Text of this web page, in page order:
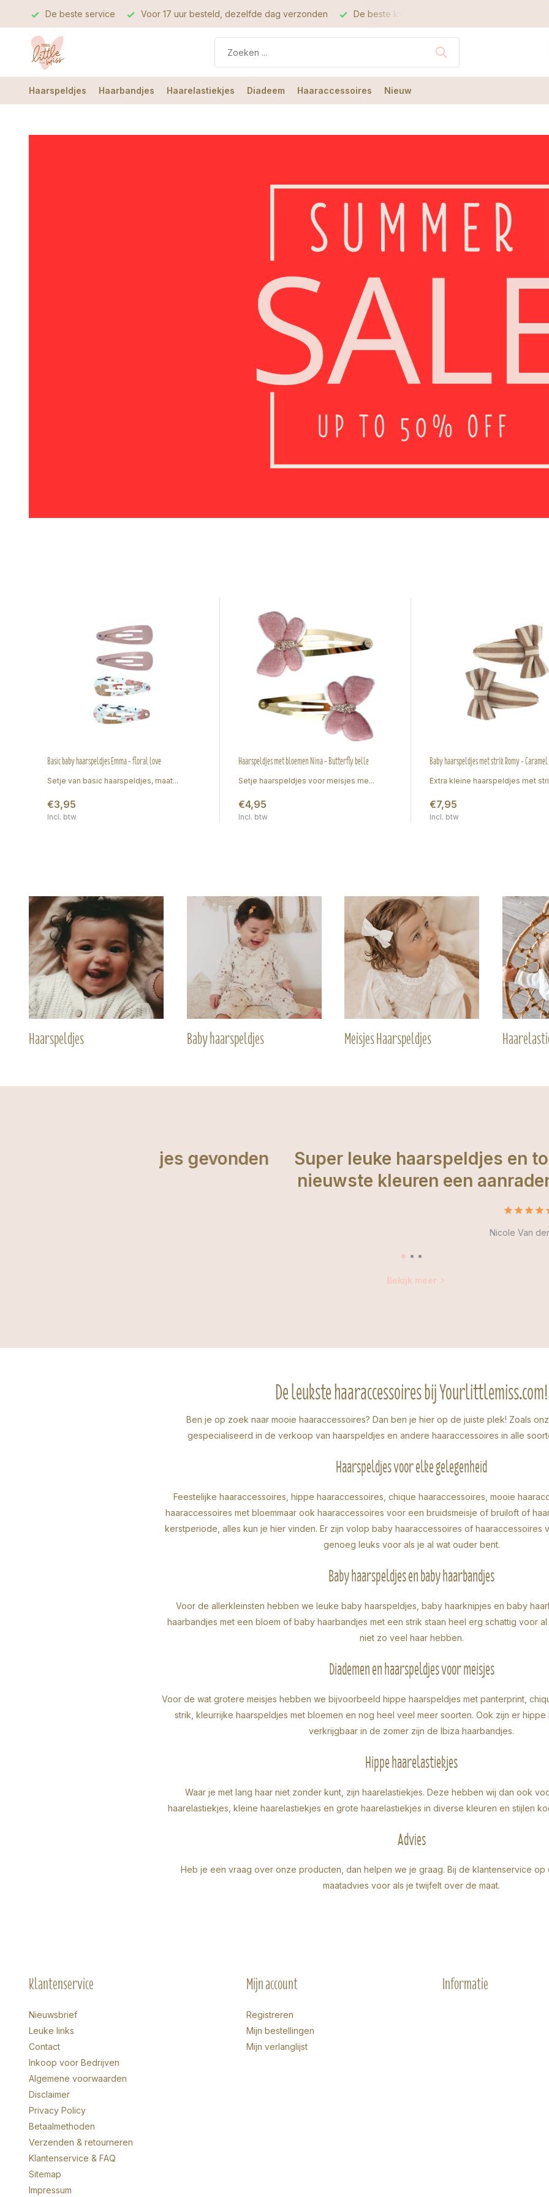
Voor 17 uur besteld, dezelfde dag verzonden De beste kwaliteit De beste service
Haarspeldjes Haarbandjes Haarelastiekjes Diadeem Haaraccessoires Nieuw
Basic baby haarspeldjes Emma - floral love
Setje van basic haarspeldjes, maat...
€3,95
Incl. btw
Haarspeldjes met bloemen Nina - Butterfly belle
Setje haarspeldjes voor meisjes me...
€4,95
Incl. btw
Baby haarspeldjes met strik Romy -
Extra kleine haarspeldjes met
€7,95
Incl. btw
Haarspeldjes Baby haarspeldjes Meisjes Haarspeldjes
Super leuke haarspeldjes en top service
nieuwste kleuren een aanrader voor de
Bekijk meer
De leukste haaraccessoires bij Yourlittlemiss.com!
Ben je op zoek naar mooie haaraccessoires? Dan ben je hier op de juiste plek! Zoals
gespecialiseerd in de verkoop vanhaarspeldjes en andere haaraccessoires in alle
Haarspeldjes voor elke gelegenheid
Feestelijke haaraccessoires, hippe haaraccessoires, chique haaraccessoires, mooie
haaraccessoires met bloemmaar ook haaraccessoires voor een bruidsmeisje of bruiloft of
kerstperiode, alles kun je hier vinden. Er zijn volop baby haaraccessoires of haaraccessoires
genoeg leuks voor als je al wat ouder bent.
Baby haarspeldjes en baby haarbandjes
Voor de allerkleinsten hebben we leuke baby haarspeldjes , baby haarknipjes en baby
haarbandjes met een bloem ofbaby haarbandjes met een strik staan heel erg schattig voor
niet zo veel haar hebben.
Diademen en haarspeldjes voor meisjes
Voor de wat grotere meisjes hebben we bijvoorbeeld hippe haarspeldjes met panterprint,
strik, kleurrijke haarspeldjes met bloemen en nog heel veel meer soorten. Ook zijn er hippe
verkrijgbaar in de zomer zijn de Ibiza haarbandjes.
Hippe haarelastiekjes
Waar je met lang haar niet zonder kunt, zijn haarelastiekjes. Deze hebben wij dan ook
haarelastiekjes,kleine haarelastiekjes engrote haarelastiekjes in diverse kleuren en stijlen
Advies
Heb je een vraag over onze producten, dan helpen we je graag. Bij de klantenservice op
maatadvies voor als je twijfelt over de maat.
Klantenservice
Nieuwsbrief
Leuke links
Contact
Inkoop voor Bedrijven
Algemene voorwaarden
Disclaimer
Privacy Policy
Betaalmethoden
Verzenden & retourneren
Klantenservice & FAQ
Sitemap
Impressum
Mijn account
Registreren
Mijn bestellingen
Mijn verlanglijst
Informatie